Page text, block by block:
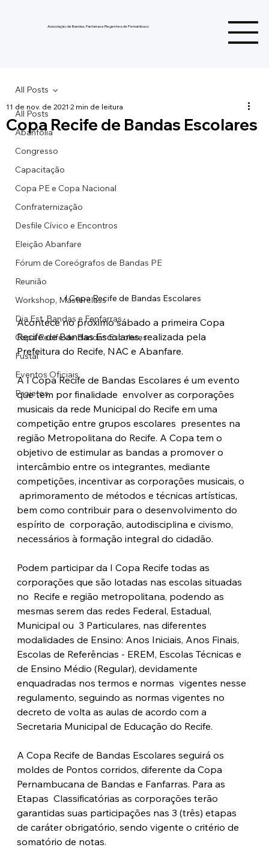
Associação de Bandas, Fanfarras e Regentes de Pernambuco
All Posts
Abanfolia
Congresso
Capacitação
Copa PE e Copa Nacional
Confraternização
Desfile Cívico e Encontros
Eleição Abanfare
Fórum de Coreógrafos de Bandas PE
Reunião
Workshop, Masterclass
Dia Est. Bandas e Fanfarras
Copa Recife de Bandas Escolares
Fustal
Eventos Oficiais
Projetos
All Posts
Copa Recife de Bandas Escolares
11 de nov. de 20212 min de leitura
I Copa Recife de Bandas Escolares
Acontece no próximo sábado a primeira Copa
Recife de Bandas Escolares, realizada pela
Prefeitura do Recife, NAC e Abanfare.
A I Copa Recife de Bandas Escolares é um evento
que tem por finalidade  envolver as corporações
musicais da rede Municipal do Recife em uma
competição entre grupos escolares  presentes na
região Metropolitana do Recife. A Copa tem o
objetivo de estimular as bandas a promover o
intercâmbio entre os integrantes, mediante
competições, incentivar as corporações musicais, o
aprimoramento de métodos e técnicas artísticas,
bem como contribuir para o desenvolvimento do
espírito de  corporação, autodisciplina e civismo,
necessários à formação integral do cidadão.
Podem participar da I Copa Recife todas as
corporações que são lotadas nas escolas situadas
no  Recife e região metropolitana, podendo as
mesmas serem das redes Federal, Estadual,
Municipal ou  3 Particulares, nas diferentes
modalidades de Ensino: Anos Iniciais, Anos Finais,
Escolas de Referências - EREM, Escolas Técnicas e
de Ensino Médio (Regular), devidamente
enquadradas nos termos e normas  vigentes nesse
regulamento, seguindo as normas vigentes no
decreto de volta as aulas de acordo com a
Secretaria Municipal de Educação do Recife.
A Copa Recife de Bandas Escolares seguirá os
moldes de Pontos corridos, diferente da Copa
Pernambucana de Bandas e Fanfarras. Para as
Etapas  Classificatórias as corporações terão
garantidas suas participações nas 3 (três) etapas
de caráter obrigatório, sendo vigente o critério de
somatório de notas.